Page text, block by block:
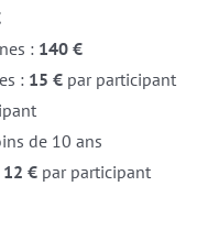
: 140 €
: 15 €par participant
de 10 ans
12 €par participant